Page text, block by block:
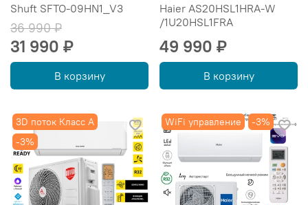
Shuft SFTO-09HN1_V3
36 990 ₽
31 990 ₽
В корзину
Haier AS20HSL1HRA-W
/1U20HSL1FRA
49 990 ₽
В корзину
3D поток Класс А
-3%
WiFi управление -3%